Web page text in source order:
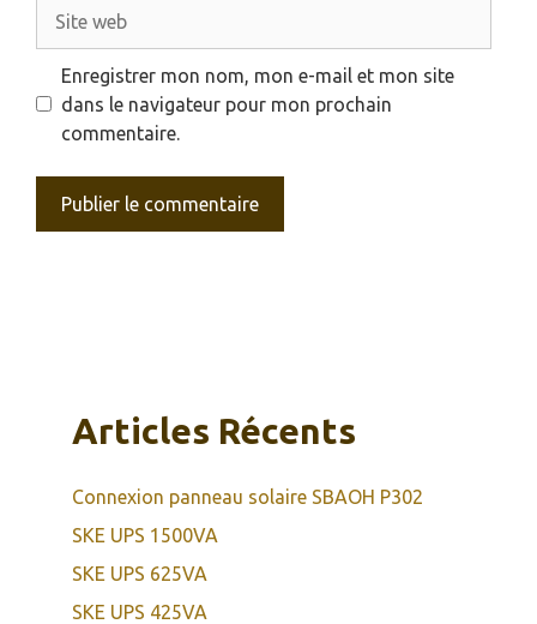
web
Enregistrer mon nom, mon e-mail et mon site
dans le navigateur pour mon prochain
commentaire.
Articles Récents
Connexion panneau solaire SBAOH P302
SKE UPS 1500VA
SKE UPS 625VA
SKE UPS 425VA